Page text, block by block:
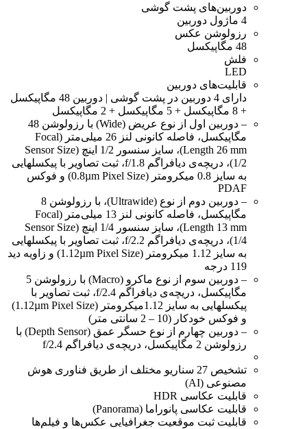
دوربین‌های پشت گوشی
4 ماژول دوربین
رزولوشن عکس
48 مگاپیکسل
فلش
LED
قابلیت‌های دوربین
دارای 4 دوربین در پشت گوشی | دوربین 48 مگاپیکسل
+ 8 مگاپیکسل + 5 مگاپیکسل + 2 مگاپیکسل
– دوربین اول از نوع عریض (Wide) با رزولوشن 48
مگاپیکسل، فاصله کانونی لنز 26 میلی‌متر (Focal
Length 26 mm)، سایز سنسور 1/2 اینچ (Sensor Size
1/2)، دریچه‌ی دیافراگم f/1.8، ثبت تصاویر با پیکسل‎هایی
به سایز 0.8 میکرومتر (0.8µm Pixel Size) و فوکس
PDAF
– دوربین دوم از نوع (Ultrawide)، با رزولوشن 8
مگاپیکسل، فاصله کانونی لنز 13 میلی‌متر (Focal
Length 13 mm)، سایز سنسور 1/4 اینچ (Sensor Size
1/4)، دریچه‌ی دیافراگم f/2.2، ثبت تصاویر با پیکسل‎هایی
به سایز 1.12 میکرومتر (1.12µm Pixel Size) و زاویه دید
119 درجه
– دوربین سوم از نوع ماکرو (Macro) با رزولوشن 5
مگاپیکسل، دریچه‌ی دیافراگم f/2.4، ثبت تصاویر با
پیکسل‎هایی به سایز 1.12میکرومتر (1.12µm Pixel Size)
و فوکس خودکار (10 – 2 سانتی متر)
– دوربین چهارم از نوع حسگر عمق (Depth Sensor) با
رزولوشن 2 مگاپیکسل، دریچه‌ی دیافراگم f/2.4
تشخیص 27 سناریو مختلف از طریق فناوری هوش
مصنوعی (AI)
قابلیت عکاسی HDR
قابلیت عکاسی پانوراما (Panorama)
قابلیت ثبت موقعیت جغرافیایی عکس‌ها و فیلم‌ها